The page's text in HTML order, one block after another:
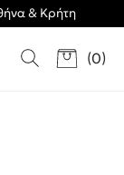
& Κρήτη
(0)